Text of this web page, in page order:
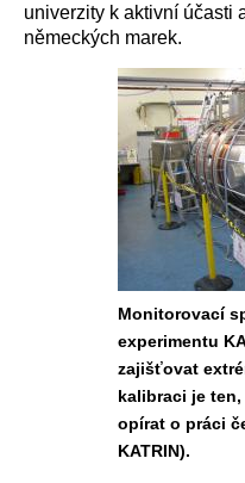
univerzity k aktivní účasti
německých marek.
Monitorovací
experimentu
zajišťovat
kalibraci je
opírat o práci
KATRIN).